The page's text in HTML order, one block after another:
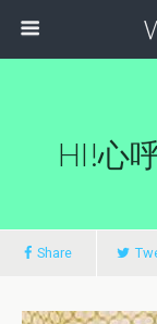
HI!心
Share